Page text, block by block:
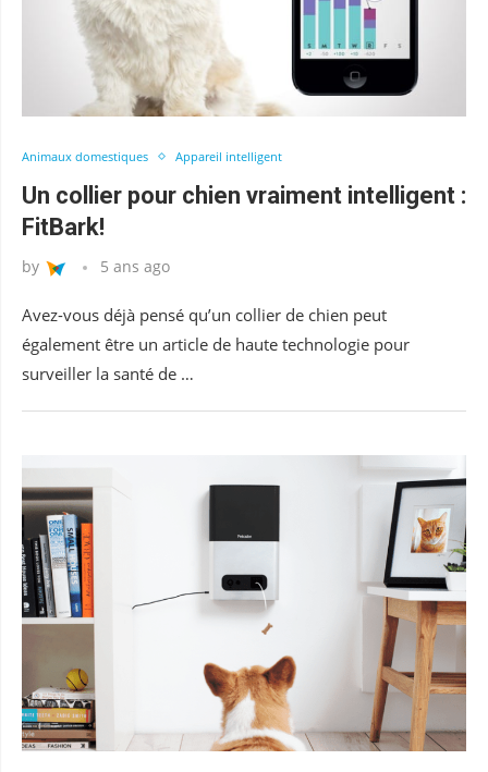
Animaux domestiques Appareil intelligent
Un collier pour chien vraiment intelligent :
FitBark!
by 5 ans ago
Avez-vous déjà pensé qu’un collier de chien peut
également être un article de haute technologie pour
surveiller la santé de …